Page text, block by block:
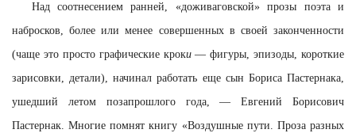
Над соотнесением ранней, «доживаговской» прозы поэта и
набросков, более или менее совершенных в своей законченности
(чаще это просто графические кроки— фигуры, эпизоды, короткие
зарисовки, детали), начинал работать еще сын Бориса Пастернака,
ушедший летом позапрошлого года, — Евгений Борисович
Пастернак. Многие помнят книгу «Воздушные пути. Проза разных